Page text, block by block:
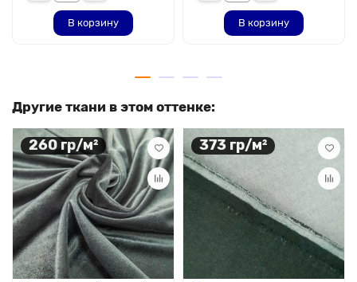
В корзину В корзину
Другие ткани в этом оттенке:
260 гр/м² 373 гр/м²